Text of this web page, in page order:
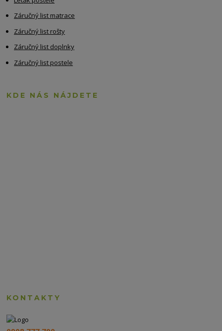
Záručný list matrace
Záručný list rošty
Záručný list doplnky
Záručný list postele
KDE NÁS NÁJDETE
KONTAKTY